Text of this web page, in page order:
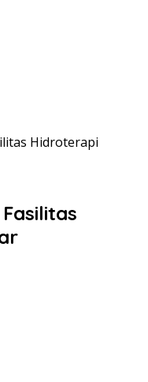
Hidroterapi